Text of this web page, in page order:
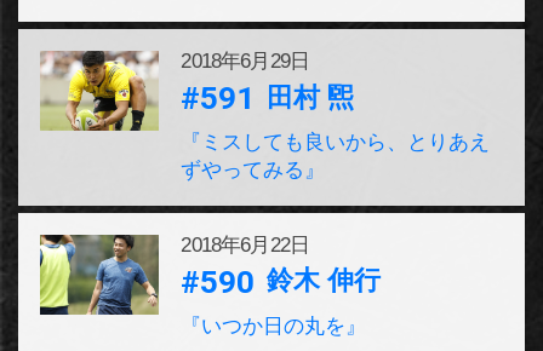
2018年6月29日
#591 田村 煕
『ミスしても良いから、とりあえ
ずやってみる』
2018年6月22日
#590 鈴木 伸行
『いつか日の丸を』